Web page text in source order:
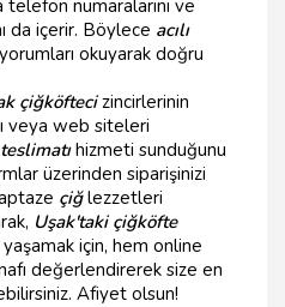
telefon numaralarını ve
da içerir. Böylece acılı
okuyarak doğru
çiğköftecizincirlerinin
veya web siteleri
hizmeti sunduğunu
üzerinden siparişinizi
çiğlezzetleri
Uşak'taki çiğköfte
için, hem online
değerlendirerek size en
Afiyet olsun!